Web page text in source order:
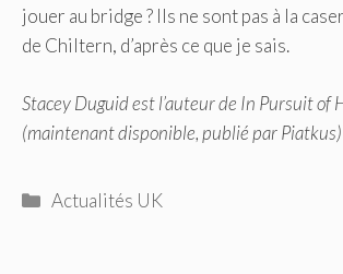
jouer au bridge ? Ils ne sont pas à la
de Chiltern, d’après ce que je sais.
Stacey Duguid est l’auteur de In Pursuit of
(maintenant disponible, publié par Piatkus)
Catégories
Actualités UK